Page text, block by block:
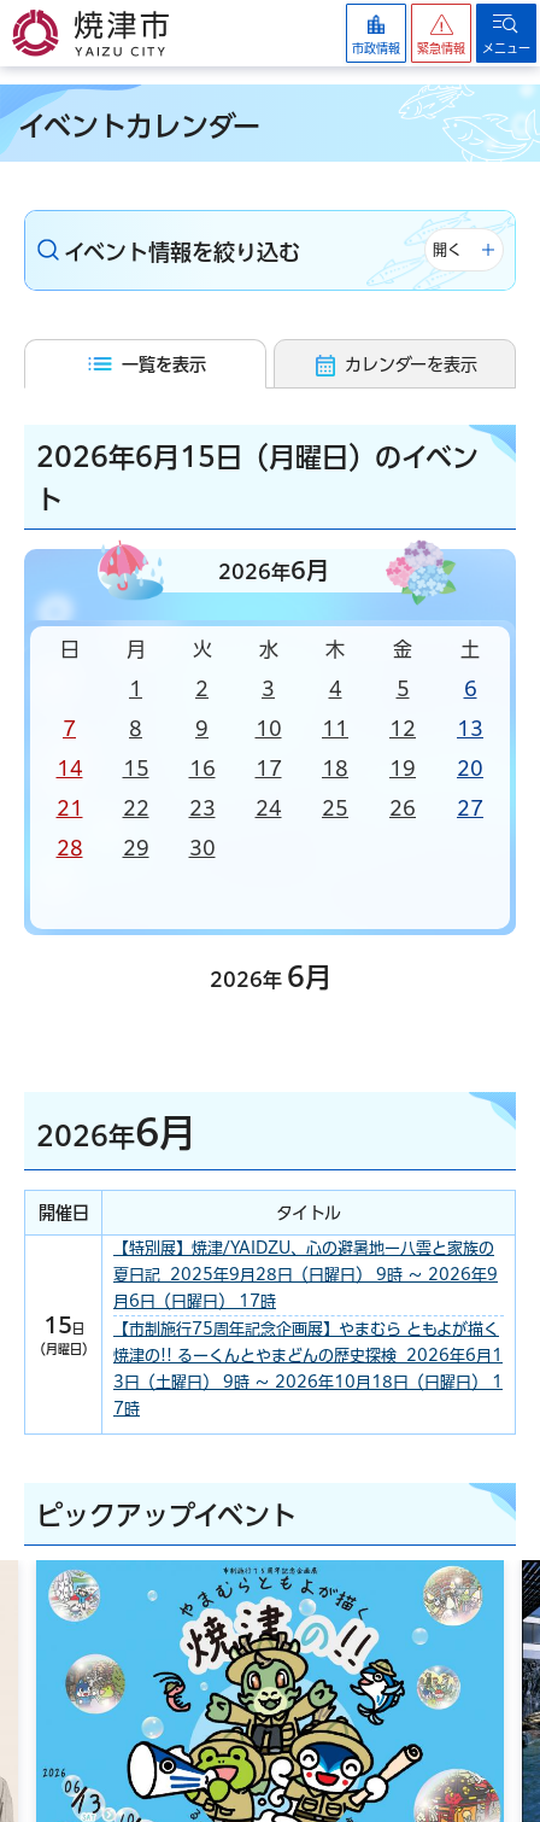
焼津市
市政情報 緊急情報 メニュー
イベントカレンダー
イベント情報を絞り込む 開く
一覧を表示 カレンダーを表示
2026年6月15日（月曜日）のイベン
ト
2026年6月
日 月 火 水 木 金 土
1 2 3 4 5 6
7 8 9 10 11 12 13
14 15 16 17 18 19 20
21 22 23 24 25 26 27
28 29 30
2026年 6月
2026年6月
開催日 タイトル
15 日
（月曜日）
【特別展】焼津/YAIDZU、心の避暑地ー八雲と家族の
夏日記 2025年9月28日（日曜日） 9時 ～ 2026年9
月6日（日曜日） 17時
【市制施行75周年記念企画展】やまむら ともよが描く
焼津の!! るーくんとやまどんの歴史探検 2026年6月1
3日（土曜日） 9時 ～ 2026年10月18日（日曜日） 1
7時
ピックアップイベント